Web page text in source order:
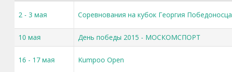
2 - 3 мая Соревнования на кубок Георгия Победоносца
10 мая
День победы 2015 - МОСКОМСПОРТ
16 - 17 мая Kumpoo Open